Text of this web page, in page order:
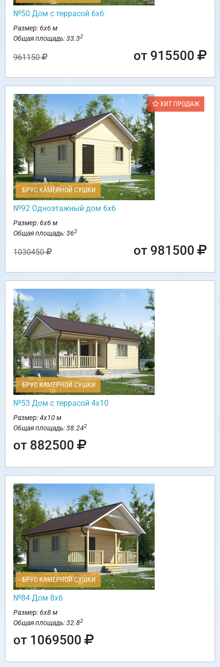
№50 Дом с террасой 6х6
Размер: 6х6 м
Общая площадь: 33.32
961150 от 915500
ХИТ ПРОДАЖ
БРУС КАМЕРНОЙ СУШКИ
№92 Одноэтажный дом 6х6
Размер: 6х6 м
Общая площадь: 362
1030450 от 981500
БРУС КАМЕРНОЙ СУШКИ
№53 Дом с террасой 4х10
Размер: 4х10 м
Общая площадь: 38.242
от 882500
БРУС КАМЕРНОЙ СУШКИ
№84 Дом 8х6
Размер: 6х8 м
Общая площадь: 32.82
от 1069500